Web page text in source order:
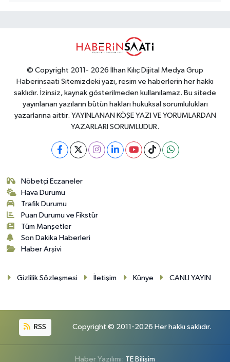
© Copyright 2011- 2026 İlhan Kılıç Dijital Medya Grup
Haberinsaati Sitemizdeki yazı, resim ve haberlerin her hakkı
saklıdır. İzinsiz, kaynak gösterilmeden kullanılamaz. Bu sitede
yayınlanan yazıların bütün hakları hukuksal sorumlulukları
yazarlarına aittir. YAYINLANAN KÖŞE YAZI VE YORUMLARDAN
YAZARLARI SORUMLUDUR.
Nöbetçi Eczaneler
Hava Durumu
Trafik Durumu
Puan Durumu ve Fikstür
Tüm Manşetler
Son Dakika Haberleri
Haber Arşivi
Gizlilik Sözleşmesi İletişim Künye CANLI YAYIN
RSS Copyright © 2011-2026 Her hakkı saklıdır.
Haber Yazılımı: TE Bilişim